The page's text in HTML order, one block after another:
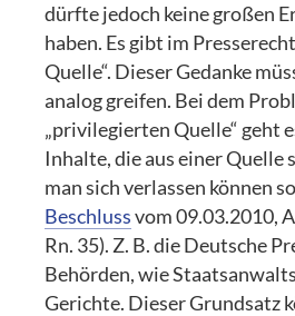
dürfte jedoch keine großen
haben. Es gibt im
Quelle“. Dieser Gedanke
analog greifen. Bei dem
„privilegierten Quelle“ geht
Inhalte, die aus einer Quelle
man sich verlassen können
Beschlussvom 09.03.2010,
Rn. 35). Z. B. die Deutsche
Behörden, wie
Gerichte. Dieser Grundsatz